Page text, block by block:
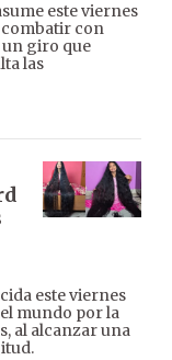
este viernes
combatir con
giro que
las
este viernes
mundo por la
al alcanzar una